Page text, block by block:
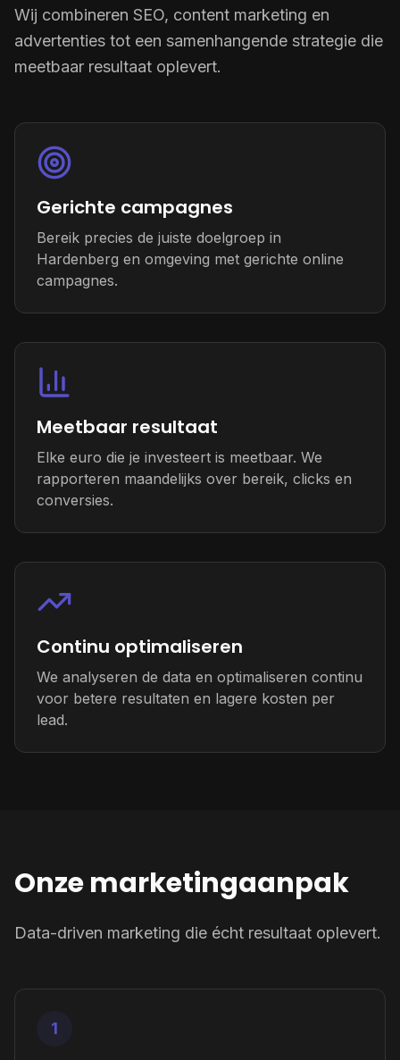
Wij combineren SEO, content marketing en
advertenties tot een samenhangende strategie die
meetbaar resultaat oplevert.
Gerichte campagnes
Bereik precies de juiste doelgroep in
Hardenberg en omgeving met gerichte online
campagnes.
Meetbaar resultaat
Elke euro die je investeert is meetbaar. We
rapporteren maandelijks over bereik, clicks en
conversies.
Continu optimaliseren
We analyseren de data en optimaliseren continu
voor betere resultaten en lagere kosten per
lead.
Onze marketingaanpak
Data-driven marketing die écht resultaat oplevert.
1